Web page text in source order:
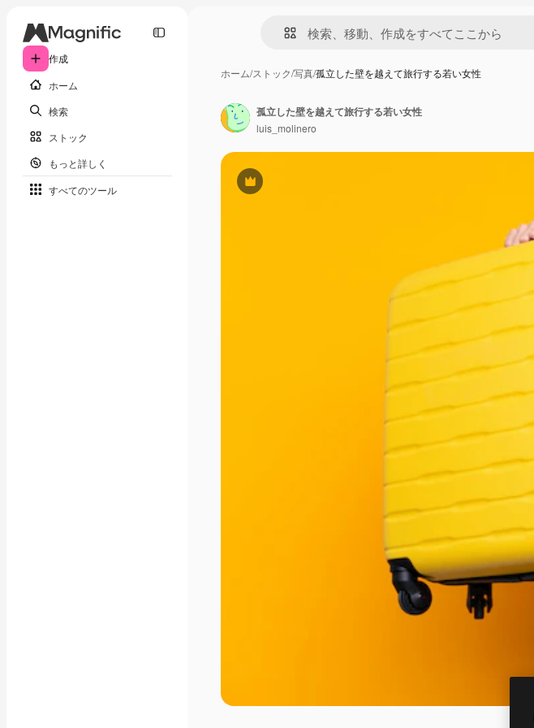
作成
ホーム
検索
ストック
もっと詳しく
すべてのツール
ホーム/ストック/写真/孤立した壁を越えて旅行する若い女性
Premium
孤立した壁を越えて旅行する若い女性
luis_molinero